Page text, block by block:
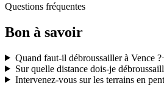
Questions fréquentes
Bon à savoir
Quand faut-il débroussailler à Vence ?
Sur quelle distance dois-je
Intervenez-vous sur les terrains en